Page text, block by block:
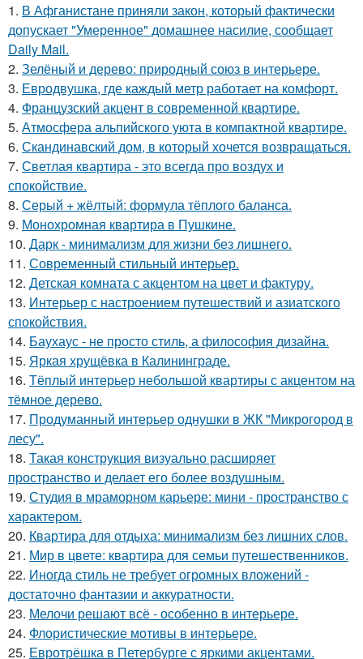
1. В Афганистане приняли закон, который фактически
допускает "Умеренное" домашнее насилие, сообщает
Daily Mail.
2. Зелёный и дерево: природный союз в интерьере.
3. Евродвушка, где каждый метр работает на комфорт.
4. Французский акцент в современной квартире.
5. Атмосфера альпийского уюта в компактной квартире.
6. Скандинавский дом, в который хочется возвращаться.
7. Светлая квартира - это всегда про воздух и
спокойствие.
8. Серый + жёлтый: формула тёплого баланса.
9. Монохромная квартира в Пушкине.
10. Дарк - минимализм для жизни без лишнего.
11. Современный стильный интерьер.
12. Детская комната с акцентом на цвет и фактуру.
13. Интерьер с настроением путешествий и азиатского
спокойствия.
14. Баухаус - не просто стиль, а философия дизайна.
15. Яркая хрущёвка в Калининграде.
16. Тёплый интерьер небольшой квартиры с акцентом на
тёмное дерево.
17. Продуманный интерьер однушки в ЖК "Микрогород в
лесу".
18. Такая конструкция визуально расширяет
пространство и делает его более воздушным.
19. Студия в мраморном карьере: мини - пространство с
характером.
20. Квартира для отдыха: минимализм без лишних слов.
21. Мир в цвете: квартира для семьи путешественников.
22. Иногда стиль не требует огромных вложений -
достаточно фантазии и аккуратности.
23. Мелочи решают всё - особенно в интерьере.
24. Флористические мотивы в интерьере.
25. Евротрёшка в Петербурге с яркими акцентами.